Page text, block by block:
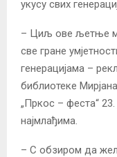
укусу свих
– Циљ ове љетње
све гране
генерацијама –
библиотеке
„Пркос – феста“
најмлађима.
– С обзиром да